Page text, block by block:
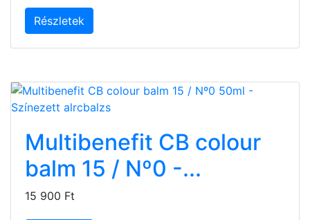
Részletek
Multibenefit CB colour
balm 15 / Nº0 -...
15 900 Ft